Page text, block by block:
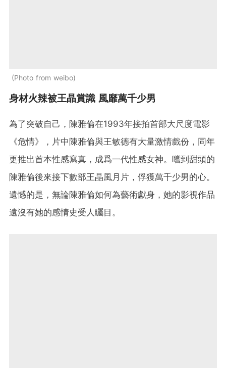
Photo from weibo
身材火辣被王晶賞識 風靡萬千少男
為了突破自己，陳雅倫在1993年接拍首部大尺度電影
《危情》，片中陳雅倫與王敏德有大量激情戲份，同年
更推出首本性感寫真，成爲一代性感女神。嚐到甜頭的
陳雅倫後來接下數部王晶風月片，俘獲萬千少男的心。
遺憾的是，無論陳雅倫如何為藝術獻身，她的影視作品
遠沒有她的感情史受人矚目。